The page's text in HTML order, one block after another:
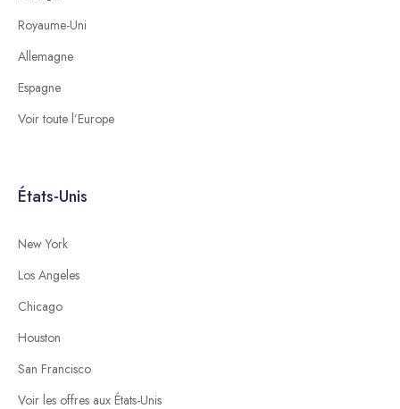
Royaume-Uni
Allemagne
Espagne
Voir toute l’Europe
États-Unis
New York
Los Angeles
Chicago
Houston
San Francisco
Voir les offres aux États-Unis